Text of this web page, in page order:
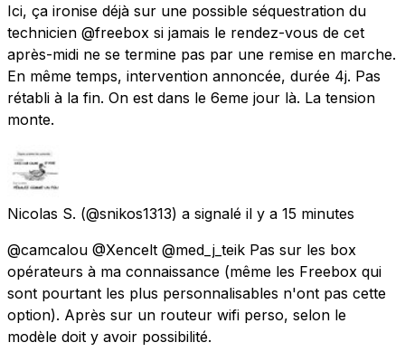
Ici, ça ironise déjà sur une possible séquestration du
technicien @freebox si jamais le rendez-vous de cet
après-midi ne se termine pas par une remise en marche.
En même temps, intervention annoncée, durée 4j. Pas
rétabli à la fin. On est dans le 6eme jour là. La tension
monte.
Nicolas S. (@snikos1313) a signalé il y a 15 minutes
@camcalou @Xencelt @med_j_teik Pas sur les box
opérateurs à ma connaissance (même les Freebox qui
sont pourtant les plus personnalisables n'ont pas cette
option). Après sur un routeur wifi perso, selon le
modèle doit y avoir possibilité.